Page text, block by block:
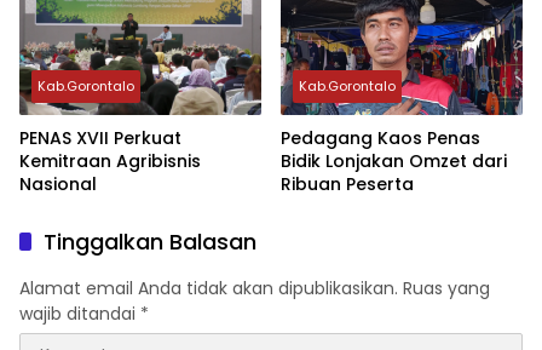
Kab.Gorontalo
PENAS XVII Perkuat
Kemitraan Agribisnis
Nasional
Kab.Gorontalo
Pedagang Kaos Penas
Bidik Lonjakan Omzet dari
Ribuan Peserta
Tinggalkan Balasan
Alamat email Anda tidak akan dipublikasikan. Ruas yang
wajib ditandai *